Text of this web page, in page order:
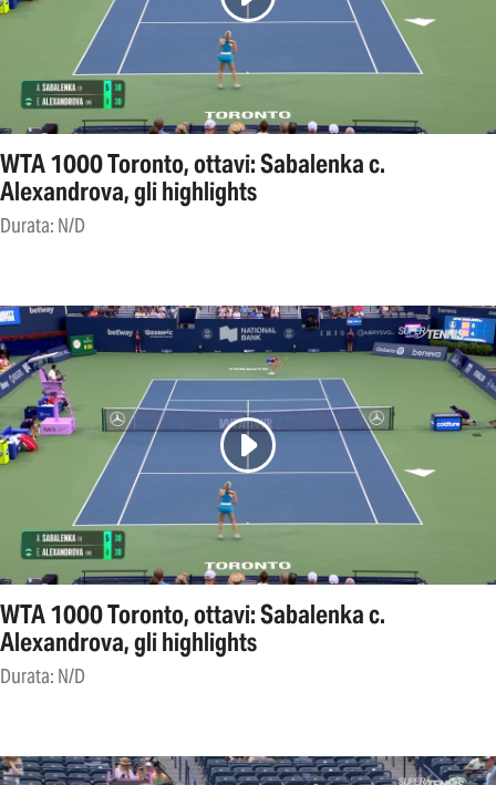
WTA 1000 Toronto, ottavi: Sabalenka c.
Alexandrova, gli highlights
Durata: N/D
WTA 1000 Toronto, ottavi: Sabalenka c.
Alexandrova, gli highlights
Durata: N/D